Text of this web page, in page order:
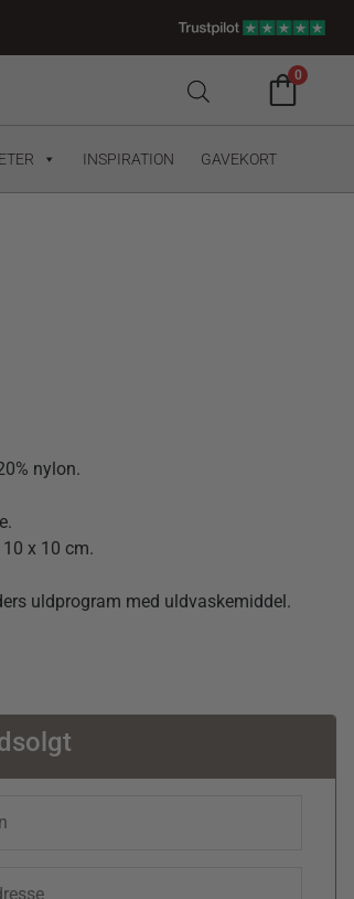
0
INSPIRATION GAVEKORT
nylon.
x 10 cm.
uldprogram med uldvaskemiddel.